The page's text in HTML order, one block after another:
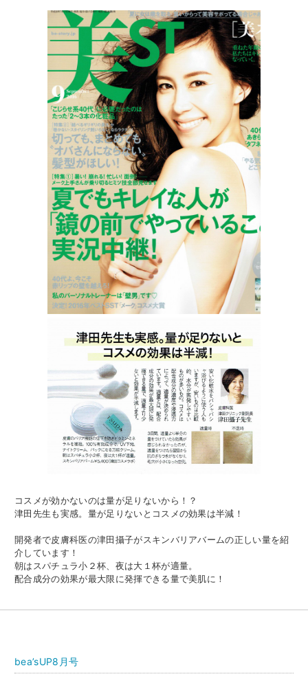
コスメが効かないのは量が足りないから！？
津田先生も実感。量が足りないとコスメの効果は半減！
開発者で皮膚科医の津田攝子がスキンバリアバームの正しい量を紹
介しています！
朝はスパチュラ小２杯、夜は大１杯が適量。
配合成分の効果が最大限に発揮できる量で美肌に！
bea’sUP8月号